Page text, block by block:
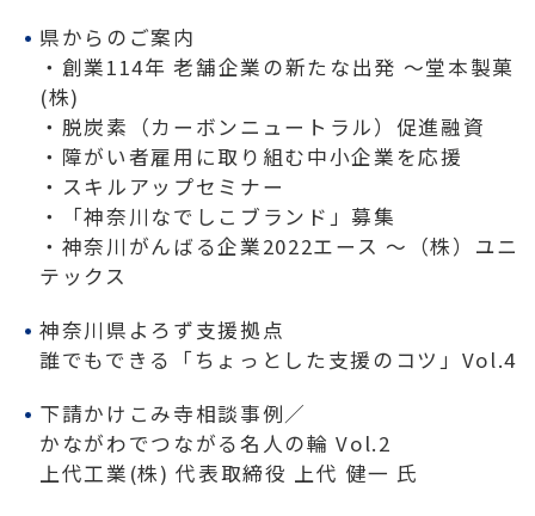
県からのご案内
・創業114年 老舗企業の新たな出発 ～堂本製菓
(株)
・脱炭素（カーボンニュートラル）促進融資
・障がい者雇用に取り組む中小企業を応援
・スキルアップセミナー
・「神奈川なでしこブランド」募集
・神奈川がんばる企業2022エース ～（株）ユニ
テックス
神奈川県よろず支援拠点
誰でもできる「ちょっとした支援のコツ」Vol.4
下請かけこみ寺相談事例／
かながわでつながる名人の輪 Vol.2
上代工業(株) 代表取締役 上代 健一 氏